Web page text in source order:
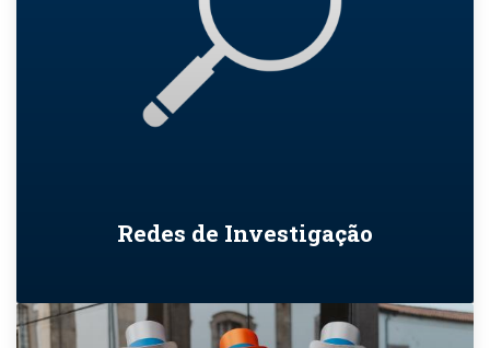
Redes de Investigação